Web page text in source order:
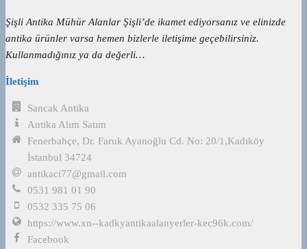
Şişli Antika Mühür Alanlar Şişli’de ikamet ediyorsanız ve elinizde
antika ürünler varsa hemen bizlerle iletişime geçebilirsiniz.
Kullanmadığınız ya da değerli…
İletişim
Sancak Antika
Antika Alım Satım
Fenerbahçe, Dr. Faruk Ayanoğlu Cd. No: 20/1,Kadıköy
İstanbul 34724
antikaci77@gmail.com
0531 981 01 90
0532 335 75 06
https://www.xn--kadkyantikaalanyerler-kec96k.com/
Facebook